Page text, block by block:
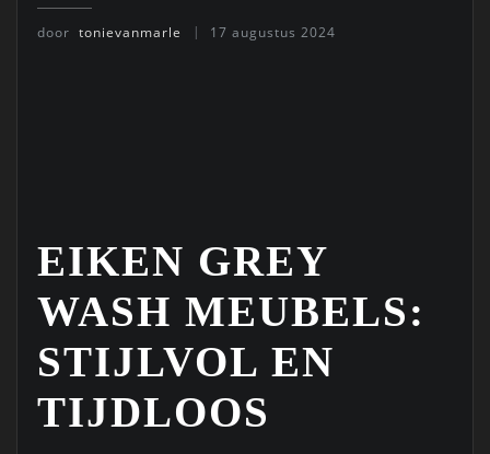
door tonievanmarle 17 augustus 2024
EIKEN GREY
WASH MEUBELS:
STIJLVOL EN
TIJDLOOS